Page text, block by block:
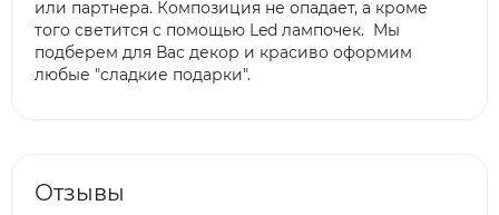
или партнера. Композиция не опадает, а кроме
того светится с помощью Led лампочек. Мы
подберем для Вас декор и красиво оформим
любые "сладкие подарки".
Отзывы